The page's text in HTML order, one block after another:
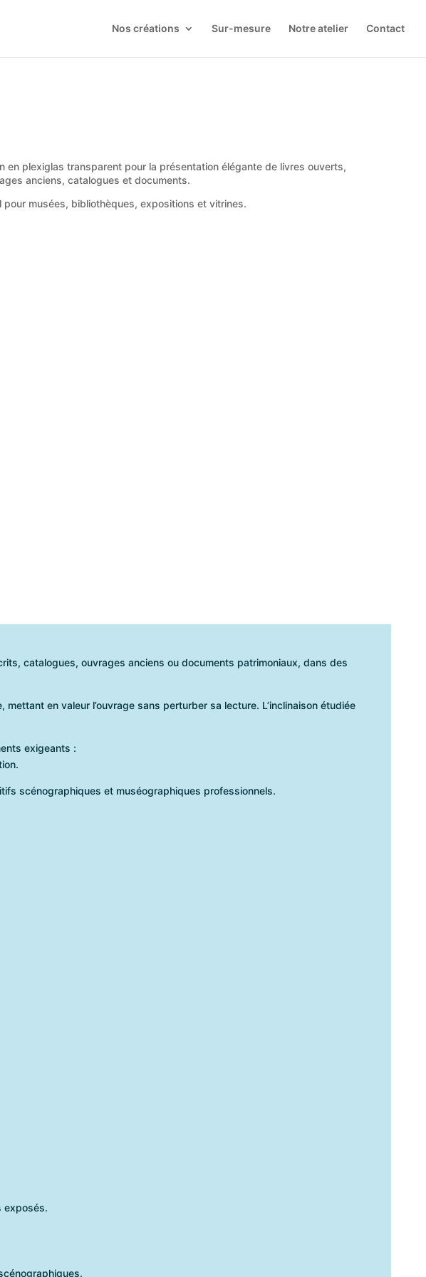
Nos créations Sur-mesure Notre atelier Contact
en plexiglas transparent pour la présentation élégante de livres ouverts,
anciens, catalogues et documents.
pour musées, bibliothèques, expositions et vitrines.
catalogues, ouvrages anciens ou documents patrimoniaux, dans des
en valeur l’ouvrage sans perturber sa lecture. L’inclinaison étudiée
exigeants :
scénographiques et muséographiques professionnels.
exposés.